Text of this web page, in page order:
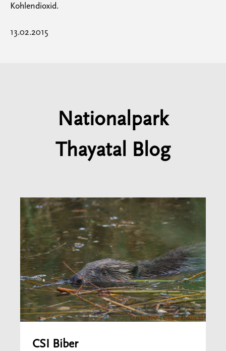
Kohlendioxid.
13.02.2015
Nationalpark
Thayatal Blog
CSI Biber